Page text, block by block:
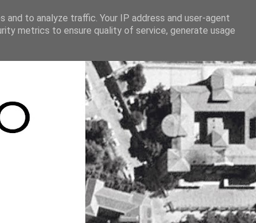
to analyze traffic. Your IP address and user-agent
metrics to ensure quality of service, generate usage